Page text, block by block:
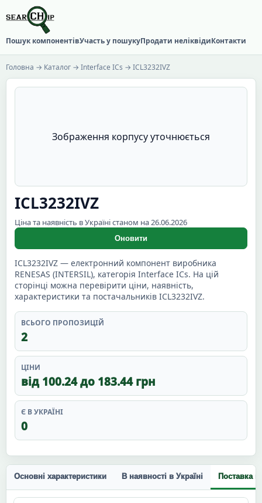
Пошук компонентівУчасть у пошукуПродати неліквідиКонтакти
Головна → Каталог → Interface ICs → ICL3232IVZ
Зображення корпусу уточнюється
ICL3232IVZ
Ціна та наявність в Україні станом на 26.06.2026
Оновити
ICL3232IVZ — електронний компонент виробника
RENESAS (INTERSIL), категорія Interface ICs. На цій
сторінці можна перевірити ціни, наявність,
характеристики та постачальників ICL3232IVZ.
ВСЬОГО ПРОПОЗИЦІЙ
2
ЦІНИ
від 100.24 до 183.44 грн
Є В УКРАЇНІ
0
Основні характеристики В наявності в Україні Поставка